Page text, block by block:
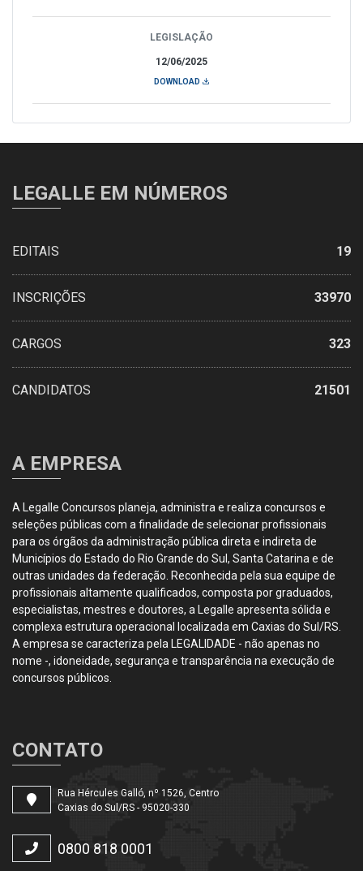
12/06/2025
LEGISLAÇÃO
DOWNLOAD
LEGALLE EM NÚMEROS
EDITAIS 19
INSCRIÇÕES 33970
CARGOS 323
CANDIDATOS 21501
A EMPRESA
A Legalle Concursos planeja, administra e realiza concursos e
seleções públicas com a finalidade de selecionar profissionais
para os órgãos da administração pública direta e indireta de
Municípios do Estado do Rio Grande do Sul, Santa Catarina e de
outras unidades da federação. Reconhecida pela sua equipe de
profissionais altamente qualificados, composta por graduados,
especialistas, mestres e doutores, a Legalle apresenta sólida e
complexa estrutura operacional localizada em Caxias do Sul/RS.
A empresa se caracteriza pela LEGALIDADE - não apenas no
nome -, idoneidade, segurança e transparência na execução de
concursos públicos.
CONTATO
Rua Hércules Galló, nº 1526, Centro
Caxias do Sul/RS - 95020-330
0800 818 0001